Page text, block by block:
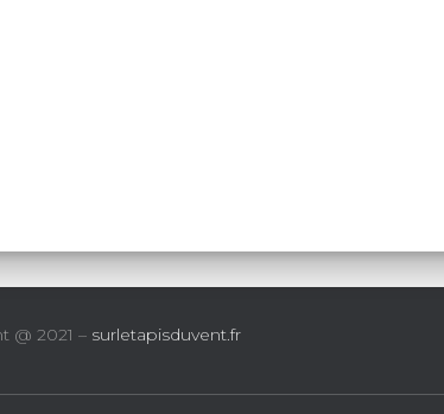
@ 2021 – surletapisduvent.fr